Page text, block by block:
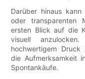
Darüber hinaus
oder transparenten
ersten Blick auf die
visuell
hochwertigem
die Aufmerksamkeit
Spontankäufe.